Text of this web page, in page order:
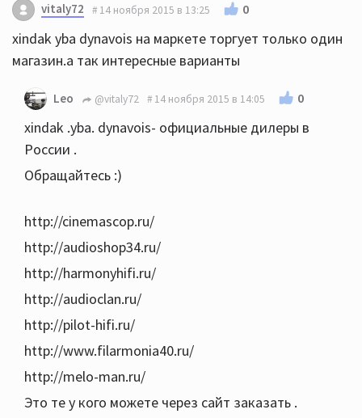
vitaly72 14 ноября 2015 в 13:25 0
xindak yba dynavois на маркете торгует только один
магазин.а так интересные варианты
Leo @vitaly72 14 ноября 2015 в 14:05 0
xindak .yba. dynavois- официальные дилеры в
России .
Обращайтесь :)
http://cinemascop.ru/
http://audioshop34.ru/
http://harmonyhifi.ru/
http://audioclan.ru/
http://pilot-hifi.ru/
http://www.filarmonia40.ru/
http://melo-man.ru/
Это те у кого можете через сайт заказать .